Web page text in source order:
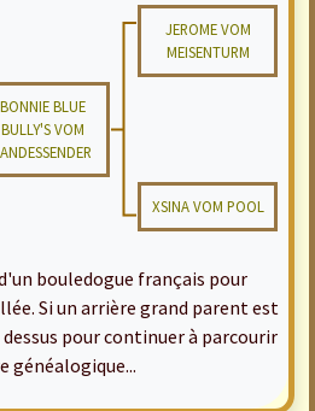
JEROME VOM
MEISENTURM
BONNIE BLUE
BULLY'S VOM
XSINA VOM POOL
bouledogue français pour
Si un arrière grand parent est
pour continuer à parcourir
généalogique...